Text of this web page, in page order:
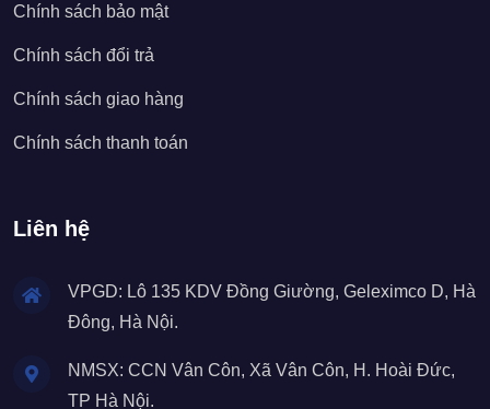
Chính sách bảo mật
Chính sách đổi trả
Chính sách giao hàng
Chính sách thanh toán
Liên hệ
VPGD: Lô 135 KDV Đồng Giường, Geleximco D, Hà
Đông, Hà Nội.
NMSX: CCN Vân Côn, Xã Vân Côn, H. Hoài Đức,
TP Hà Nội.